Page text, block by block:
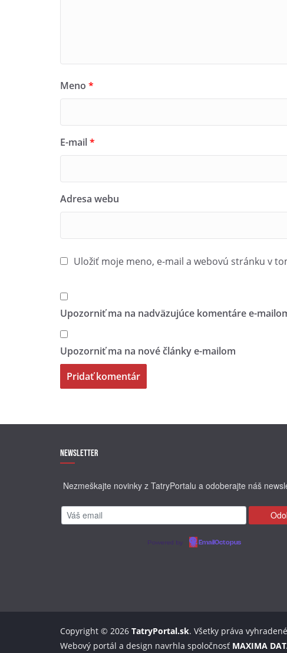
Meno *
E-mail*
Adresa webu
Uložiť moje meno, e-mail a webovú stránku v
Upozorniť ma na nadväzujúce komentáre e-
Upozorniť ma na nové články e-mailom
Newsletter
Nezmeškajte novinky z TatryPortalu a odoberajte náš
Powered by EmailOctopus
Copyright © 2026 TatryPortal.sk. Všetky práva
Webový portál a design navrhla spoločnosť MAXIMA